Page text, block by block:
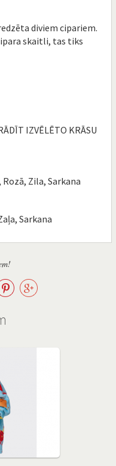
diviem cipariem.
skaitli, tas tiks
IZVĒLĒTO KRĀSU
Zila, Sarkana
Sarkana